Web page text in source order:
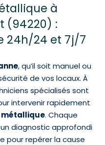
à
(94220) :
24h/24 et 7j/7
, qu’il soit manuel ou
de vos locaux. À
spécialisés sont
intervenir rapidement
métallique. Chaque
diagnostic approfondi
pour repérer la cause